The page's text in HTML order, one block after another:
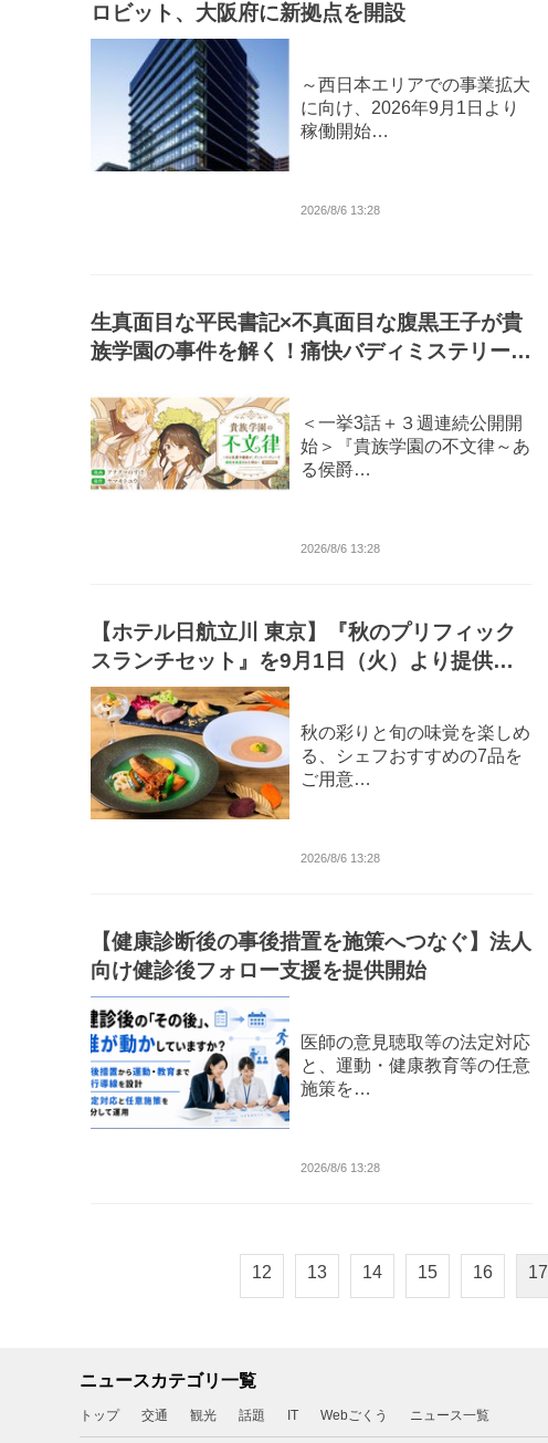
ロビット、大阪府に新拠点を開設
～西日本エリアでの事業拡大
に向け、2026年9月1日より
稼働開始…
2026/8/6 13:28
生真面目な平民書記×不真面目な腹黒王子が貴
族学園の事件を解く！痛快バディミステリーが
り連載開始!!
＜一挙3話＋３週連続公開開
始＞『貴族学園の不文律～あ
る侯爵…
2026/8/6 13:28
【ホテル日航立川 東京】『秋のプリフィック
スランチセット』を9月1日（火）より提供開
始
秋の彩りと旬の味覚を楽しめ
る、シェフおすすめの7品を
ご用意…
2026/8/6 13:28
【健康診断後の事後措置を施策へつなぐ】法人
向け健診後フォロー支援を提供開始
医師の意見聴取等の法定対応
と、運動・健康教育等の任意
施策を…
2026/8/6 13:28
12 13 14 15 16 17
ニュースカテゴリ一覧
トップ 交通 観光 話題 IT Webごくう ニュース一覧